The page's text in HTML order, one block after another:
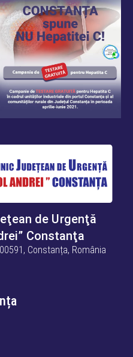
de Urgenţă
Constanţa
Constanța, România